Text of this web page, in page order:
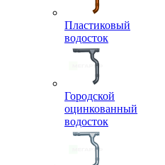
Пластиковый
водосток
Городской
оцинкованный
водосток